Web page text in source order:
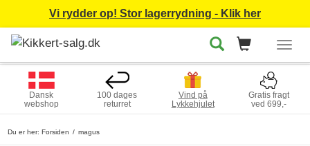
Vi rydder op! Stor lagerrydning - Klik her
Dansk
webshop
100 dages
returret
Vind på
Lykkehjulet
Gratis fragt
ved 699,-
Du er her: Forsiden magus